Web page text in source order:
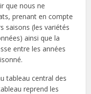
que nous ne
prenant en compte
saisons (les variétés
ainsi que la
entre les années
tableau central des
reprend les